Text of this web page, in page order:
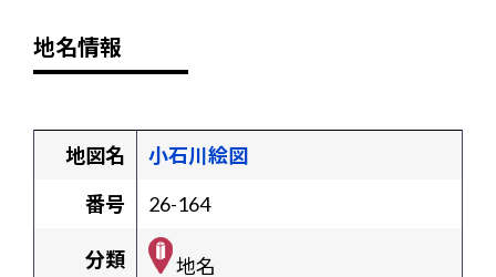
地名情報
地図名
小石川絵図
番号
26-164
分類
地名